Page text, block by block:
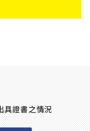
具證書之情況